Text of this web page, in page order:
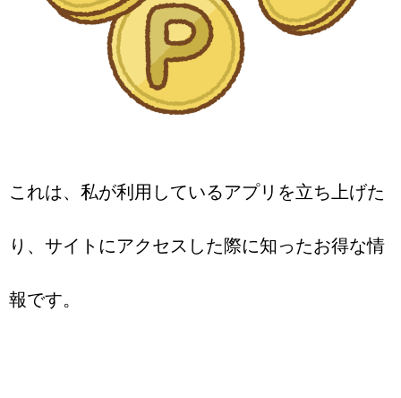
これは、私が利用しているアプリを立ち上げた
り、サイトにアクセスした際に知ったお得な情
報です。